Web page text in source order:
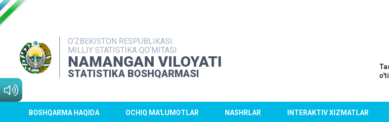
O‘ZBEKISTON RESPUBLIKASI
MILLIY STATISTIKA QO‘MITASI
NAMANGAN VILOYATI
STATISTIKA BOSHQARMASI
BOSHQARMA HAQIDA OCHIQ MA'LUMOTLAR NASHRLAR INTERAKTIV XIZMATLAR